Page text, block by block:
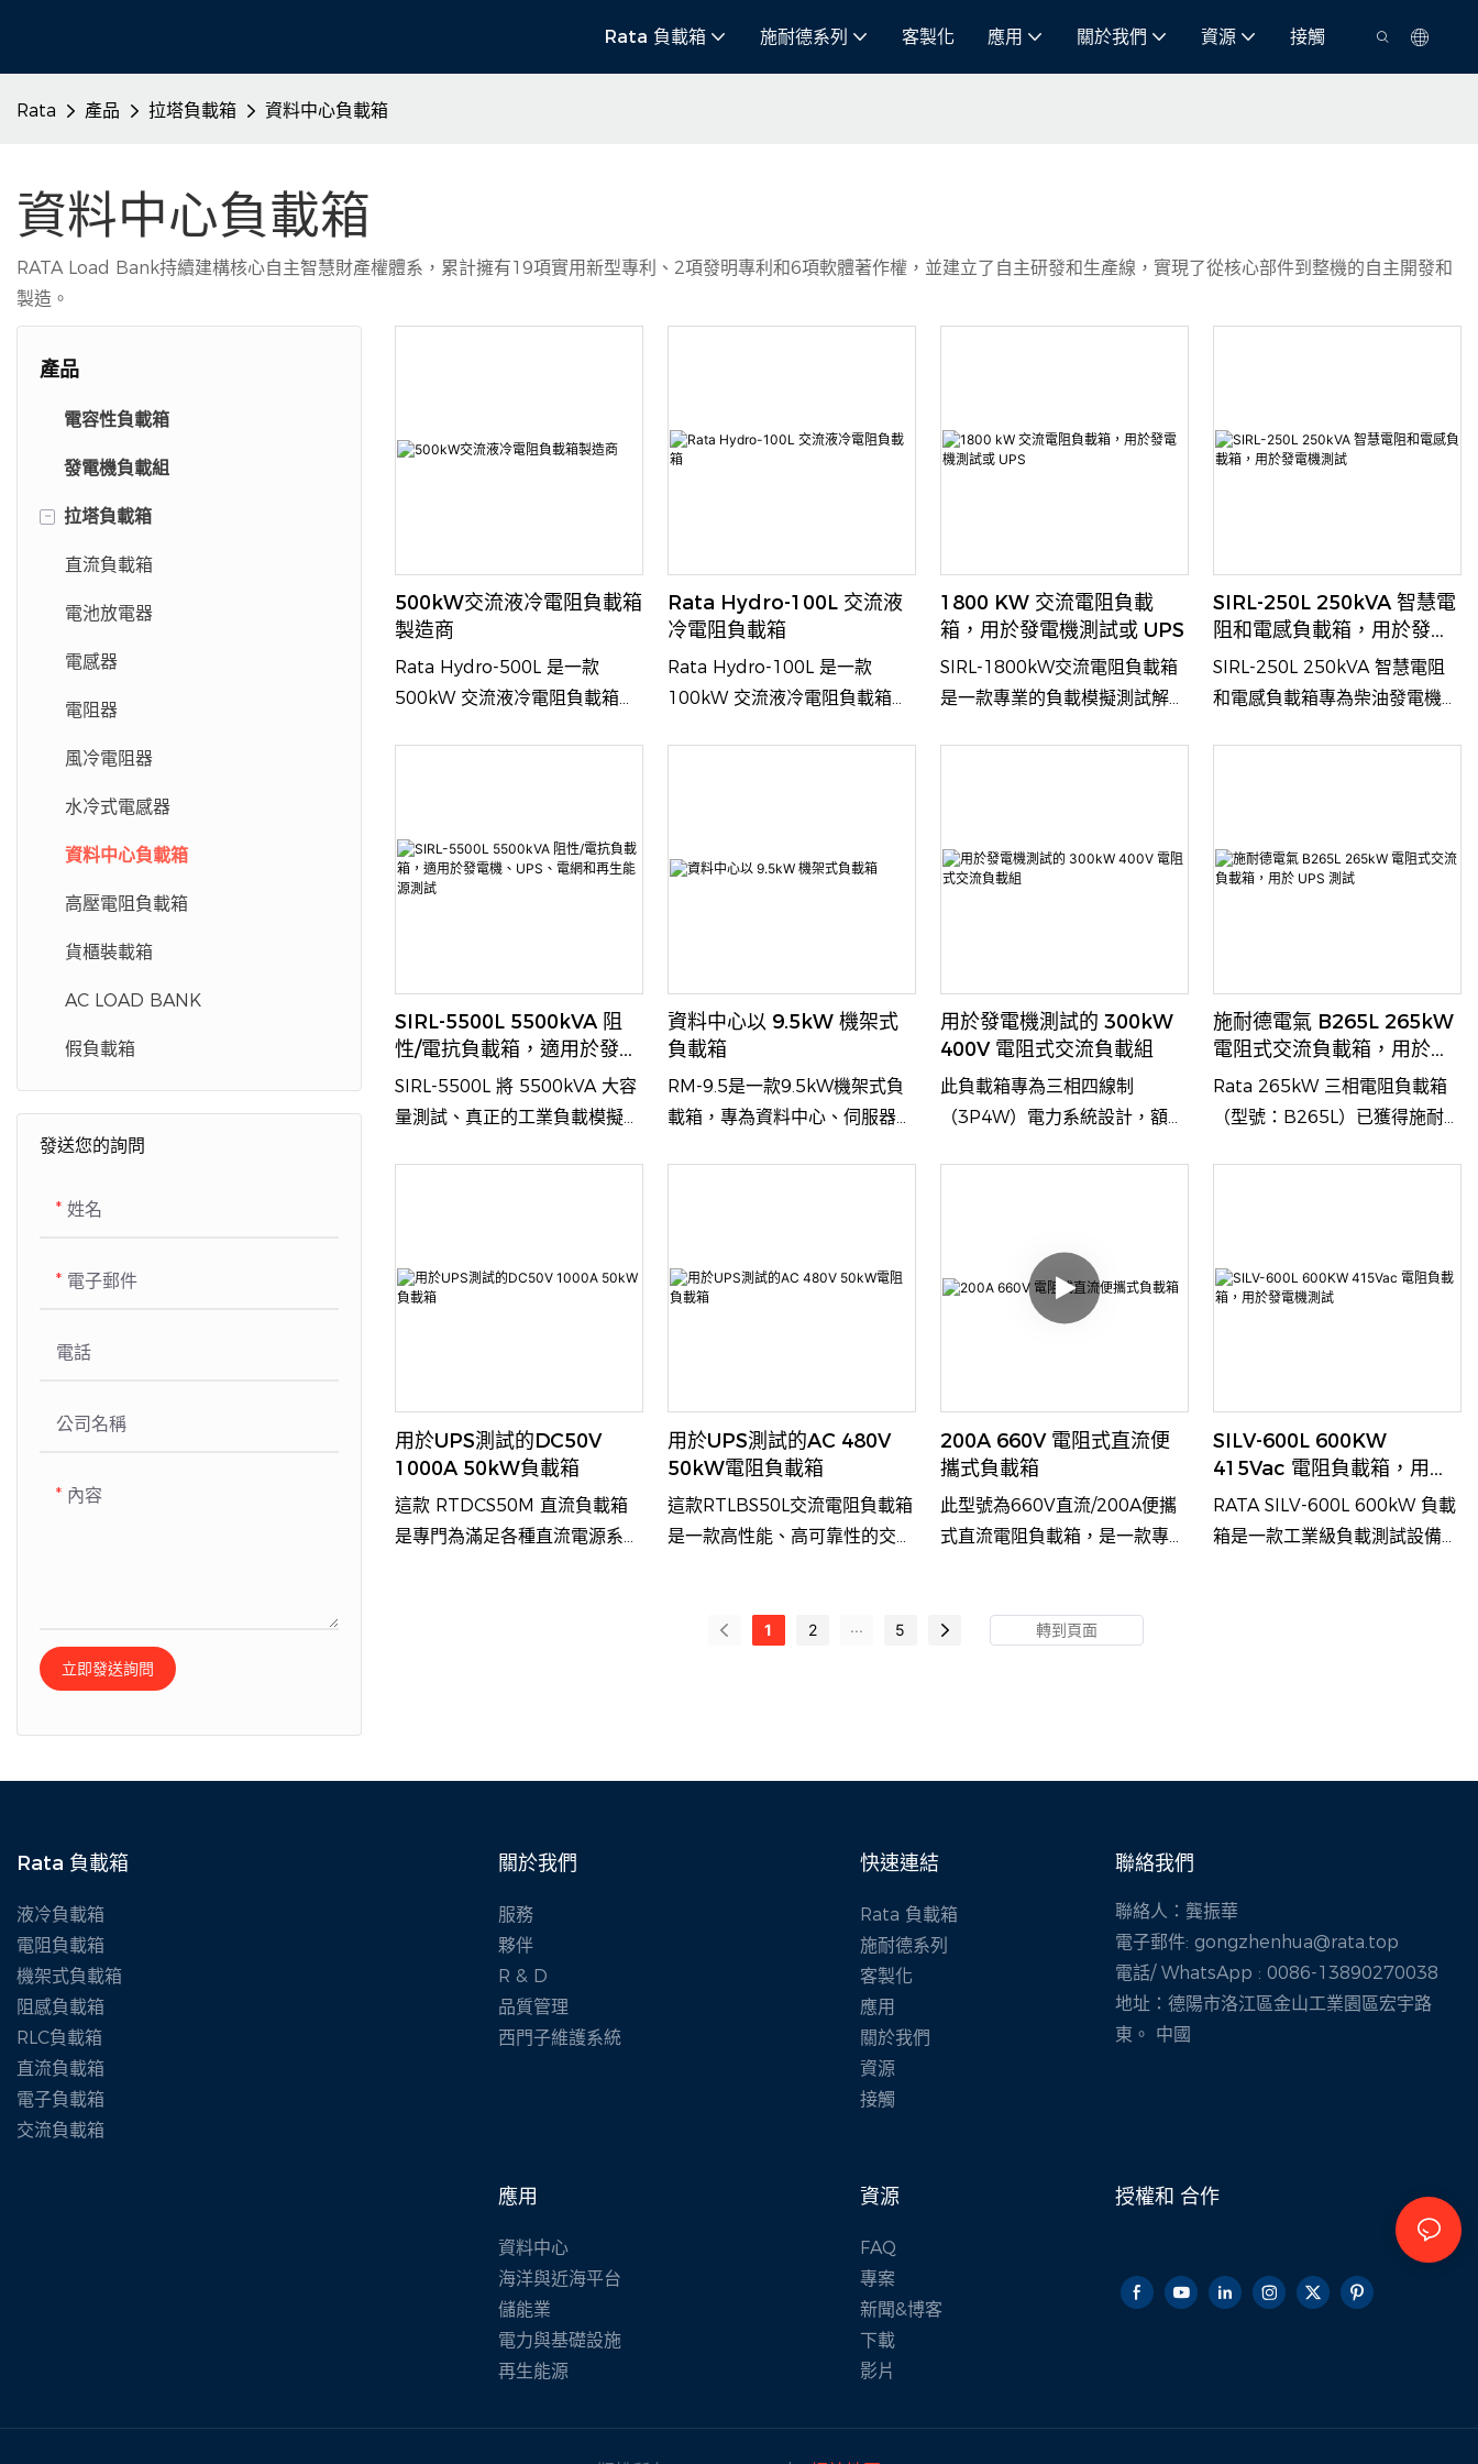
Rata 負載箱 施耐德系列 客製化 應用 關於我們 資源 接觸
Rata 產品 拉塔負載箱 資料中心負載箱
資料中心負載箱
RATA Load Bank持續建構核心自主智慧財產權體系，累計擁有19項實用新型專利、2項發明專利和6項軟體著作權，並建立了自主研發和生產線，實現了從核心部件到整機的自主開發和
製造。
產品
電容性負載箱
發電機負載組
- 拉塔負載箱
直流負載箱
電池放電器
電感器
電阻器
風冷電阻器
水冷式電感器
資料中心負載箱
高壓電阻負載箱
貨櫃裝載箱
AC LOAD BANK
假負載箱
發送您的詢問
姓名
電子郵件
電話
公司名稱
內容
立即發送詢問
500kW交流液冷電阻負載箱
製造商
Rata Hydro-500L 是一款
500kW 交流液冷電阻負載箱，
同時最大限度地降低測試環境中
的散熱和噪音，使其成為傳統風
Rata Hydro-100L 交流液
冷電阻負載箱
Rata Hydro-100L 是一款
100kW 交流液冷電阻負載箱，
的散熱和噪音，使其成為傳統風
1800 KW 交流電阻負載
箱，用於發電機測試或 UPS
SIRL-1800kW交流電阻負載箱
是一款專業的負載模擬測試解決
力設備的性能測試和驗證，包括
大型發電機、UPS系統、資料中
SIRL-250L 250kVA 智慧電
阻和電感負載箱，用於發電
機測試
SIRL-250L 250kVA 智慧電阻
和電感負載箱專為柴油發電機、
SIRL-5500L 5500kVA 阻
性/電抗負載箱，適用於發電
機、UPS、電網和再生能源
測試
SIRL-5500L 將 5500kVA 大容
量測試、真正的工業負載模擬、
資料中心以 9.5kW 機架式
負載箱
RM-9.5是一款9.5kW機架式負
載箱，專為資料中心、伺服器機
電源電路和AI資料中心機櫃的負
載模擬和測試。
用於發電機測試的 300kW
400V 電阻式交流負載組
此負載箱專為三相四線制
（3P4W）電力系統設計，額定
靠的負載測試解決方案。
施耐德電氣 B265L 265kW
電阻式交流負載箱，用於
UPS 測試
Rata 265kW 三相電阻負載箱
（型號：B265L）已獲得施耐德
變壓器和功率轉換器等高功率設
備的性能測試和驗證。
用於UPS測試的DC50V
1000A 50kW負載箱
這款 RTDCS50M 直流負載箱
是專門為滿足各種直流電源系統
用於UPS測試的AC 480V
50kW電阻負載箱
這款RTLBS50L交流電阻負載箱
是一款高性能、高可靠性的交流
UPS、逆變器、變壓器和其他設
200A 660V 電阻式直流便
攜式負載箱
此型號為660V直流/200A便攜
式直流電阻負載箱，是一款專為
係統（BESS）、直流電源系
SILV-600L 600KW
415Vac 電阻負載箱，用於
發電機測試
RATA SILV-600L 600kW 負載
箱是一款工業級負載測試設備，
1 2 ... 5
Rata 負載箱
液冷負載箱
電阻負載箱
機架式負載箱
阻感負載箱
RLC負載箱
直流負載箱
電子負載箱
交流負載箱
關於我們
服務
夥伴
R & D
品質管理
西門子維護系統
快速連結
Rata 負載箱
施耐德系列
客製化
應用
關於我們
資源
接觸
聯絡我們
聯絡人：龔振華
電子郵件: gongzhenhua@rata.top
電話/ WhatsApp : 0086-13890270038
地址：德陽市洛江區金山工業園區宏宇路
東。 中國
應用
資料中心
海洋與近海平台
儲能業
電力與基礎設施
再生能源
資源
FAQ
專案
新聞&博客
下載
影片
授權和 合作